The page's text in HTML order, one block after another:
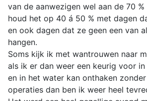
van de aanwezigen wel aan de 70
houd het op 40 á 50 % met dagen
en ook dagen dat ze geen een van
hangen.
Soms kijk ik met wantrouwen naar
als ik er dan weer een keurig voor
en in het water kan onthaken
operaties dan ben ik weer heel